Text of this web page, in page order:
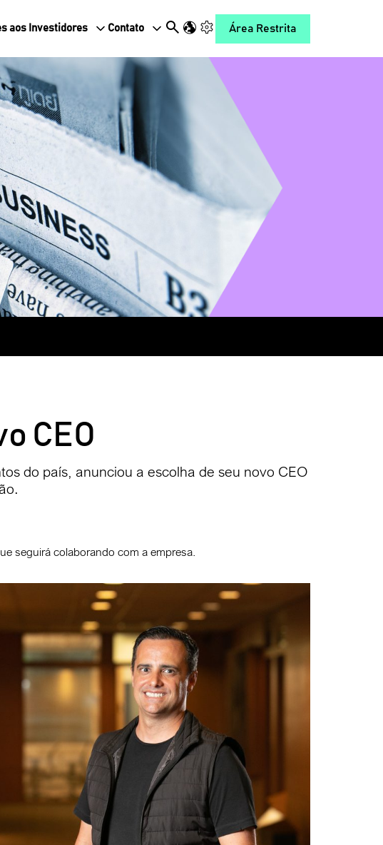
aos Investidores Contato Área Restrita
CEO
do país, anunciou a escolha de seu novo CEO
seguirá colaborando com a empresa.